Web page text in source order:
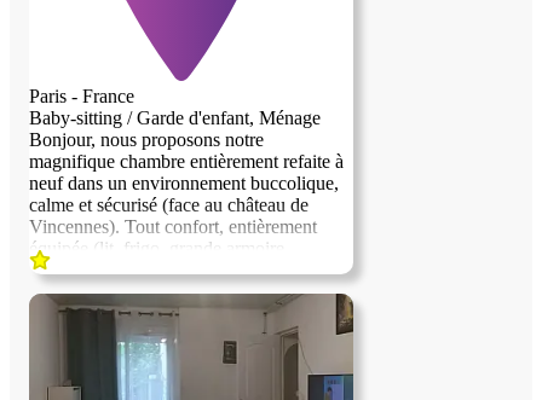
Paris - France
Baby-sitting / Garde d'enfant, Ménage
Bonjour, nous proposons notre
magnifique chambre entièrement refaite à
neuf dans un environnement buccolique,
calme et sécurisé (face au château de
Vincennes). Tout confort, entièrement
équipée (lit, frigo, grande armoire,
rétroprojecteur, bureau...). Nous
recherchons une personne sérieuse et
discrète pour nous aider dans la gestion et
la garde de nos jumeaux de 4 ans. Nous
sommes un couple avec un métier
atypique et des horaires variables. La